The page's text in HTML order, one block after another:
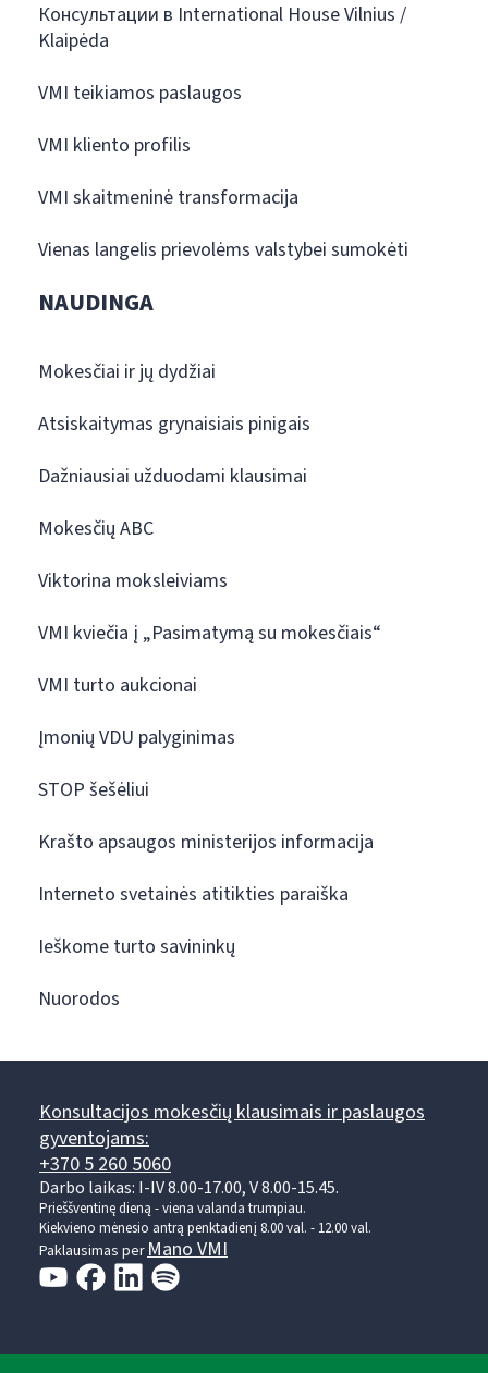
Консультации в International House Vilnius /
Klaipėda
VMI teikiamos paslaugos
VMI kliento profilis
VMI skaitmeninė transformacija
Vienas langelis prievolėms valstybei sumokėti
NAUDINGA
Mokesčiai ir jų dydžiai
Atsiskaitymas grynaisiais pinigais
Dažniausiai užduodami klausimai
Mokesčių ABC
Viktorina moksleiviams
VMI kviečia į „Pasimatymą su mokesčiais“
VMI turto aukcionai
Įmonių VDU palyginimas
STOP šešėliui
Krašto apsaugos ministerijos informacija
Interneto svetainės atitikties paraiška
Ieškome turto savininkų
Nuorodos
Konsultacijos mokesčių klausimais ir paslaugos
gyventojams:
+370 5 260 5060
Darbo laikas: I-IV 8.00-17.00, V 8.00-15.45.
Prieššventinę dieną - viena valanda trumpiau.
Kiekvieno mėnesio antrą penktadienį 8.00 val. - 12.00 val.
Paklausimas perMano VMI